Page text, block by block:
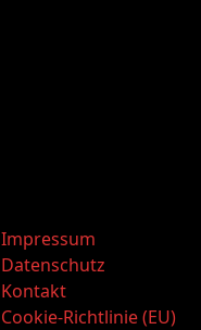
Impressum
Datenschutz
Kontakt
Cookie-Richtlinie (EU)